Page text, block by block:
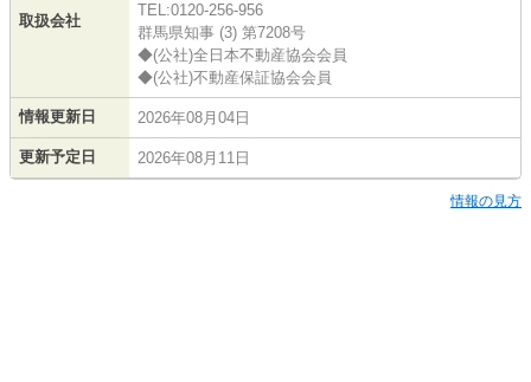
取扱会社
TEL:0120-256-956
群馬県知事 (3) 第7208号
◆(公社)全日本不動産協会会員
◆(公社)不動産保証協会会員
情報更新日 2026年08月04日
更新予定日 2026年08月11日
情報の見方